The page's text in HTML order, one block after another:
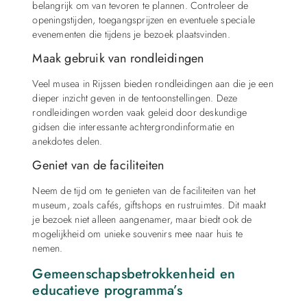
belangrijk om van tevoren te plannen. Controleer de
openingstijden, toegangsprijzen en eventuele speciale
evenementen die tijdens je bezoek plaatsvinden.
Maak gebruik van rondleidingen
Veel musea in Rijssen bieden rondleidingen aan die je een
dieper inzicht geven in de tentoonstellingen. Deze
rondleidingen worden vaak geleid door deskundige
gidsen die interessante achtergrondinformatie en
anekdotes delen.
Geniet van de faciliteiten
Neem de tijd om te genieten van de faciliteiten van het
museum, zoals cafés, giftshops en rustruimtes. Dit maakt
je bezoek niet alleen aangenamer, maar biedt ook de
mogelijkheid om unieke souvenirs mee naar huis te
nemen.
Gemeenschapsbetrokkenheid en
educatieve programma’s